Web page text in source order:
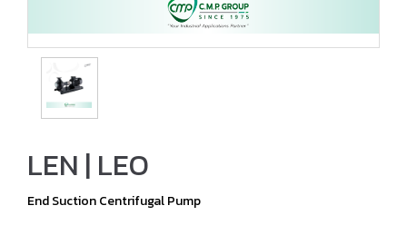
LEN | LEO
End Suction Centrifugal Pump